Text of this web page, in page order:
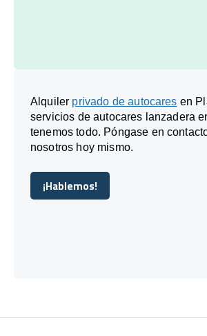
Alquiler privado de autocares en
servicios de autocares lanzadera
tenemos todo. Póngase en
nosotros hoy mismo.
¡Hablemos!
¡Hablemos!